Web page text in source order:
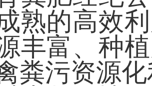
熟的高效
丰富、种
粪污资源